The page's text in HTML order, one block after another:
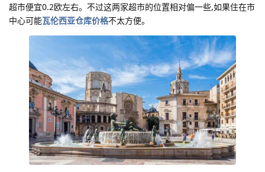
超市便宜0.2欧左右。不过这两家超市的位置相对偏一些,如果住在市
中心可能瓦伦西亚仓库价格不太方便。